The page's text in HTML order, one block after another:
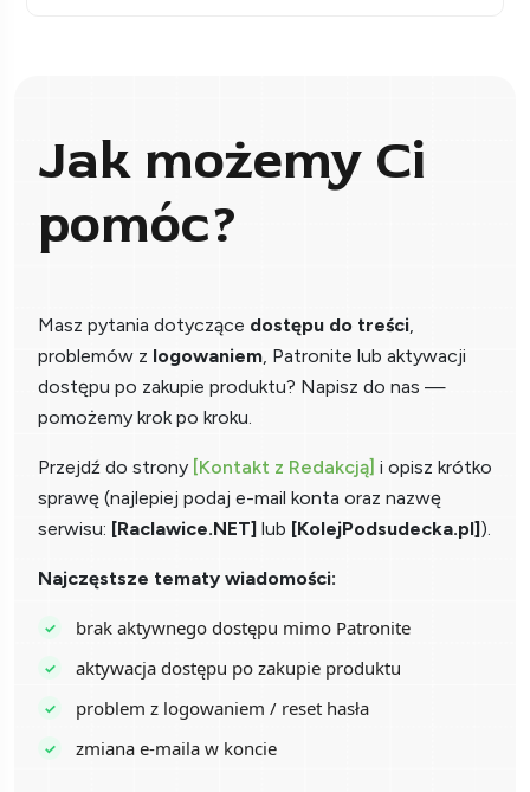
Jak możemy Ci
pomóc?
Masz pytania dotyczące dostępu do treści,
problemów z logowaniem, Patronite lub aktywacji
dostępu po zakupie produktu? Napisz do nas —
pomożemy krok po kroku.
Przejdź do strony [Kontakt z Redakcją] i opisz krótko
sprawę (najlepiej podaj e-mail konta oraz nazwę
serwisu: [Raclawice.NET] lub [KolejPodsudecka.pl]).
Najczęstsze tematy wiadomości:
brak aktywnego dostępu mimo Patronite
aktywacja dostępu po zakupie produktu
problem z logowaniem / reset hasła
zmiana e-maila w koncie